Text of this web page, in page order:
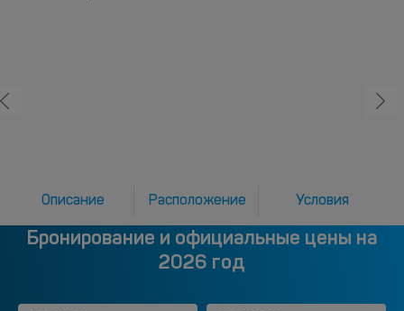
Описание Расположение Условия
Бронирование и официальные цены на
2026 год